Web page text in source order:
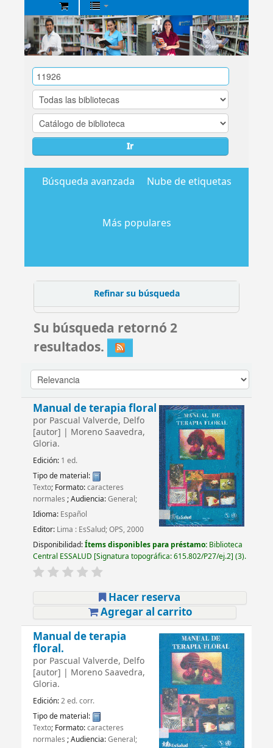
Biblioteca
Central
EsSalud
Ir
Búsqueda avanzada Nube de etiquetas
Más populares
Refinar su búsqueda
Su búsqueda retornó 2
resultados.
Manual de terapia floral
por Pascual Valverde, Delfo
[autor] | Moreno Saavedra,
Gloria.
Edición: 1 ed.
Tipo de material:
Texto; Formato:caracteres
normales ; Audiencia:General;
Idioma: Español
Editor: Lima : EsSalud; OPS, 2000
Disponibilidad:Ítems disponibles para préstamo: Biblioteca
Central ESSALUD Signatura topográfica:615.802/P27/ej.2 (3).
Hacer reserva
Agregar al carrito
Manual de terapia
floral.
por Pascual Valverde, Delfo
[autor] | Moreno Saavedra,
Gloria.
Edición:2 ed. corr.
Tipo de material:
Texto; Formato:caracteres
normales ; Audiencia:General;